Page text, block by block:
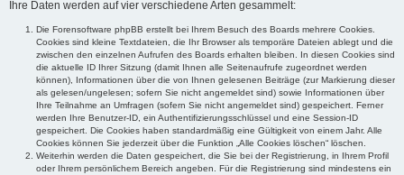
Ihre Daten werden auf vier verschiedene Arten gesammelt:
Die Forensoftware phpBB erstellt bei Ihrem Besuch des Boards mehrere Cookies.
Cookies sind kleine Textdateien, die Ihr Browser als temporäre Dateien ablegt und die
zwischen den einzelnen Aufrufen des Boards erhalten bleiben. In diesen Cookies sind
die aktuelle ID Ihrer Sitzung (damit Ihnen alle Seitenaufrufe zugeordnet werden
können), Informationen über die von Ihnen gelesenen Beiträge (zur Markierung dieser
als gelesen/ungelesen; sofern Sie nicht angemeldet sind) sowie Informationen über
Ihre Teilnahme an Umfragen (sofern Sie nicht angemeldet sind) gespeichert. Ferner
werden Ihre Benutzer-ID, ein Authentifizierungsschlüssel und eine Session-ID
gespeichert. Die Cookies haben standardmäßig eine Gültigkeit von einem Jahr. Alle
Cookies können Sie jederzeit über die Funktion „Alle Cookies löschen“ löschen.
Weiterhin werden die Daten gespeichert, die Sie bei der Registrierung, in Ihrem Profil
oder Ihrem persönlichem Bereich angeben. Für die Registrierung sind mindestens ein